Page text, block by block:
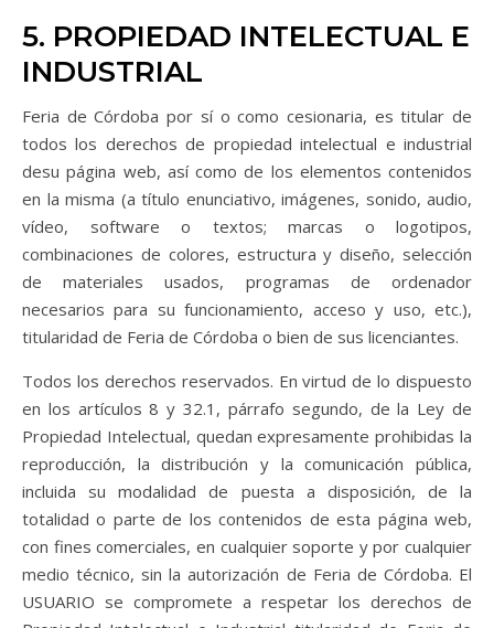
5. PROPIEDAD INTELECTUAL E
INDUSTRIAL
Feria de Córdoba por sí o como cesionaria, es titular de
todos los derechos de propiedad intelectual e industrial
desu página web, así como de los elementos contenidos
en la misma (a título enunciativo, imágenes, sonido, audio,
vídeo, software o textos; marcas o logotipos,
combinaciones de colores, estructura y diseño, selección
de materiales usados, programas de ordenador
necesarios para su funcionamiento, acceso y uso, etc.),
titularidad de Feria de Córdoba o bien de sus licenciantes.
Todos los derechos reservados. En virtud de lo dispuesto
en los artículos 8 y 32.1, párrafo segundo, de la Ley de
Propiedad Intelectual, quedan expresamente prohibidas la
reproducción, la distribución y la comunicación pública,
incluida su modalidad de puesta a disposición, de la
totalidad o parte de los contenidos de esta página web,
con fines comerciales, en cualquier soporte y por cualquier
medio técnico, sin la autorización de Feria de Córdoba. El
USUARIO se compromete a respetar los derechos de